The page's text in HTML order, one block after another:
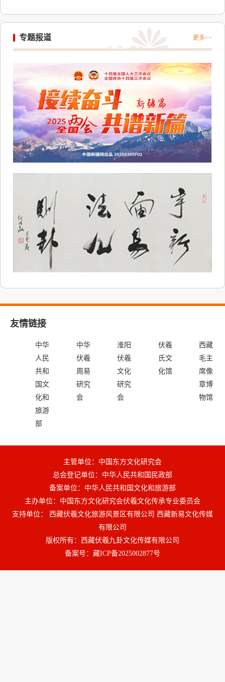
专题报道 更多>>
友情链接
中华
人民
共和
国文
化和
旅游
部
中华
伏羲
周易
研究
会
淮阳
伏羲
文化
研究
会
伏羲
氏文
化馆
西藏
毛主
席像
章博
物馆
主管单位：中国东方文化研究会
总会登记单位：中华人民共和国民政部
备案单位：中华人民共和国文化和旅游部
主办单位：中国东方文化研究会伏羲文化传承专业委员会
支持单位： 西藏伏羲文化旅游风景区有限公司 西藏新易文化传媒
有限公司
版权所有：西藏伏羲九卦文化传媒有限公司
备案号： 藏ICP备2025002877号